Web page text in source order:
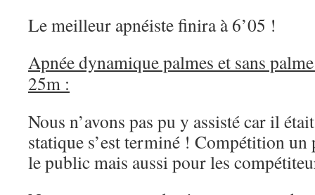
Le meilleur apnéiste finira à 6’05 !
Apnée dynamique palmes et sans
25m :
Nous n’avons pas pu y assisté car il
statique s’est terminé ! Compétition
le public mais aussi pour les